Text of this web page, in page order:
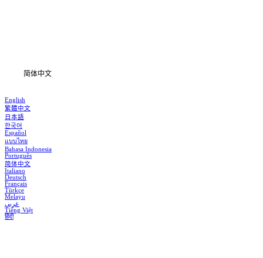
简体中文
English
繁體中文
日本語
한국어
Español
แบบไทย
Bahasa Indonesia
Português
简体中文
Italiano
Deutsch
Français
Türkçe
Melayu
عربي
Tiếng Việt
हिंदी